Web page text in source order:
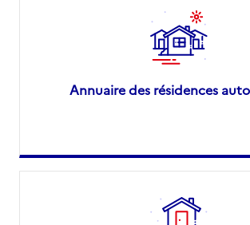
Annuaire des résidences